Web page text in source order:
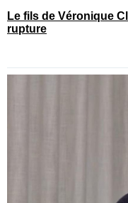
Le fils de Véronique
rupture